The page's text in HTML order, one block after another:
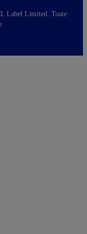
Label Limited. Toate